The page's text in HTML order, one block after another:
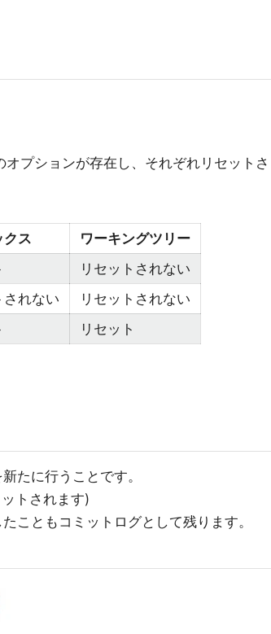
オプションが存在し、それぞれリセットさ
クス
ワーキングツリー
リセットされない
されない
リセットされない
リセット
たに行うことです。
トされます)
こともコミットログとして残ります。